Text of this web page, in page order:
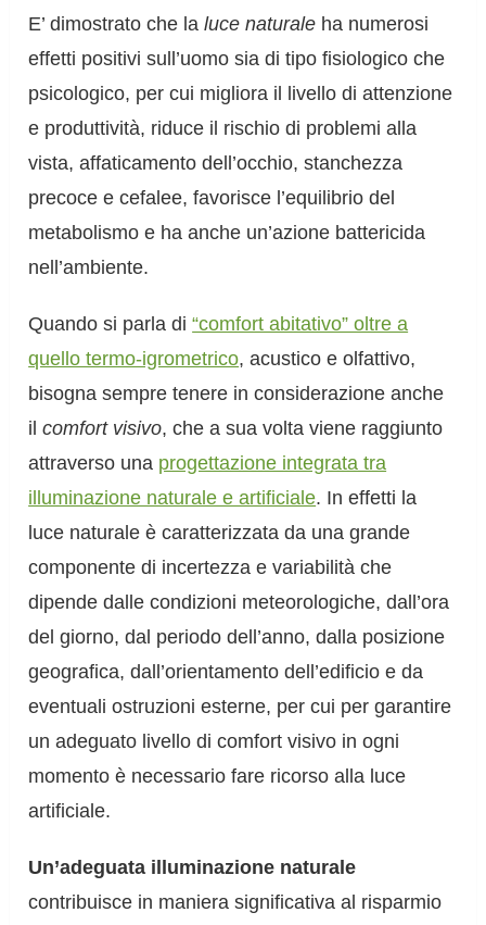
E’ dimostrato che laluce naturale ha numerosi
effetti positivi sull’uomo sia di tipo fisiologico che
psicologico, per cui migliora il livello di attenzione
e produttività, riduce il rischio di problemi alla
vista, affaticamento dell’occhio, stanchezza
precoce e cefalee, favorisce l’equilibrio del
metabolismo e ha anche un’azione battericida
nell’ambiente.
Quando si parla di“comfort abitativo” oltre a
quello termo-igrometrico, acustico e olfattivo,
bisogna sempre tenere in considerazione anche
ilcomfort visivo, che a sua volta viene raggiunto
attraverso una progettazione integrata tra
illuminazione naturale e artificiale. In effetti la
luce naturale è caratterizzata da una grande
componente di incertezza e variabilità che
dipende dalle condizioni meteorologiche, dall’ora
del giorno, dal periodo dell’anno, dalla posizione
geografica, dall’orientamento dell’edificio e da
eventuali ostruzioni esterne, per cui per garantire
un adeguato livello di comfort visivo in ogni
momento è necessario fare ricorso alla luce
artificiale.
Un’adeguata illuminazione naturale
contribuisce in maniera significativa al risparmio